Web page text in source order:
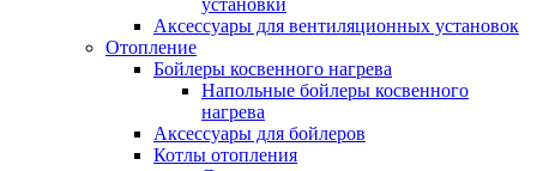
установки
Аксессуары для вентиляционных установок
Отопление
Бойлеры косвенного нагрева
Напольные бойлеры косвенного
нагрева
Аксессуары для бойлеров
Котлы отопления